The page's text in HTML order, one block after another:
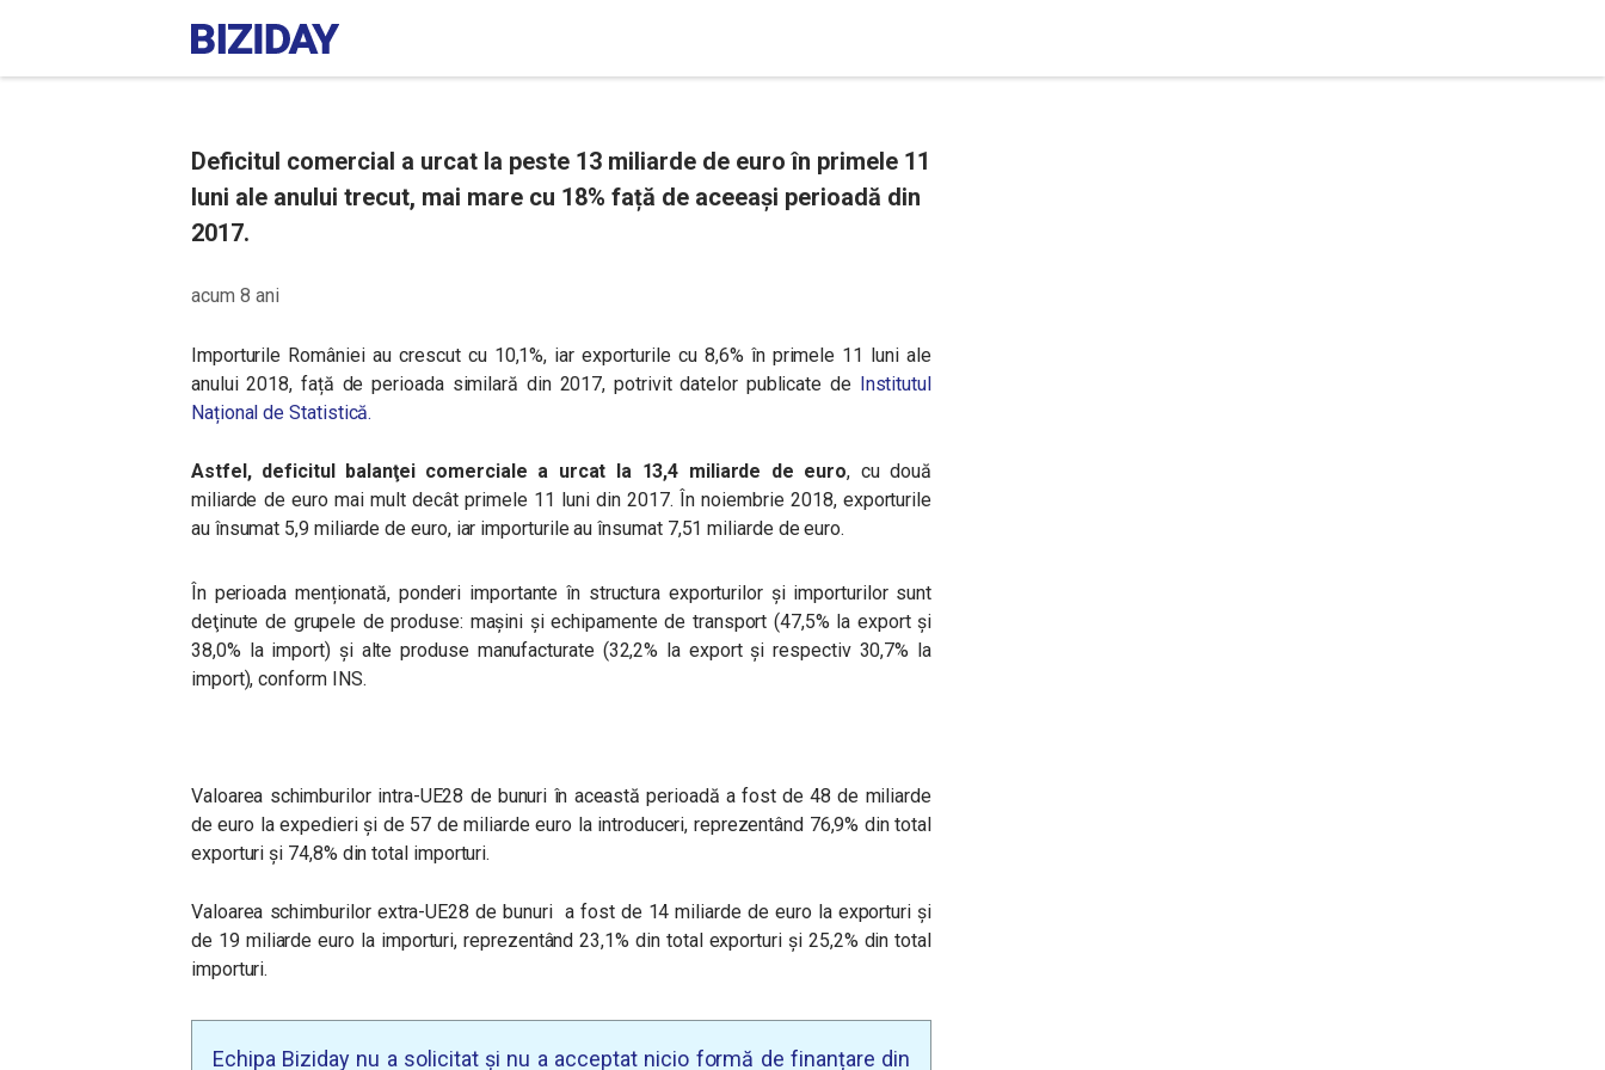
Deficitul comercial a urcat la peste 13 miliarde de euro în primele 11
luni ale anului trecut, mai mare cu 18% față de aceeași perioadă din
2017.
acum 8 ani
Importurile României au crescut cu 10,1%, iar exporturile cu 8,6% în primele 11 luni ale
anului 2018, față de perioada similară din 2017, potrivit datelor publicate deInstitutul
Național de Statistică.
Astfel, deficitul balanţei comerciale a urcat la 13,4 miliarde de euro, cu două
miliarde de euro mai mult decât primele 11 luni din 2017. În noiembrie 2018, exporturile
au însumat 5,9 miliarde de euro, iar importurile au însumat 7,51 miliarde de euro.
În perioada menționată, ponderi importante în structura exporturilor şi importurilor sunt
deţinute de grupele de produse: maşini şi echipamente de transport (47,5% la export şi
38,0% la import) şi alte produse manufacturate (32,2% la export şi respectiv 30,7% la
import), conform INS.
Valoarea schimburilor intra-UE28 de bunuri în această perioadă a fost de 48 de miliarde
de euro la expedierişi de 57 de miliarde euro la introduceri, reprezentând 76,9% din total
exporturi şi 74,8% din total importuri.
Valoarea schimburilor extra-UE28 de bunuri a fost de 14 miliarde de euro la exporturişi
de 19 miliarde euro la importuri, reprezentând 23,1% din total exporturi şi 25,2% din total
importuri.
Echipa Biziday nu a solicitat și nu a acceptat nicio formă de finanțare din